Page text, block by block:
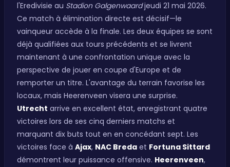
l'Eredivisie au Stadion Galgenwaardjeudi 21 mai 2026.
Ce match à élimination directe est décisif—le
vainqueur accède à la finale. Les deux équipes se sont
déjà qualifiées aux tours précédents et se livrent
maintenant à une confrontation unique avec la
perspective de jouer en coupe d'Europe et de
remporter un titre. L'avantage du terrain favorise les
locaux, mais Heerenveen visera une surprise.
Utrecht arrive en excellent état, enregistrant quatre
victoires lors de ses cinq derniers matchs et
marquant dix buts tout en en concédant sept. Les
victoires face à Ajax, NAC Breda et Fortuna Sittard
démontrent leur puissance offensive. Heerenveen,